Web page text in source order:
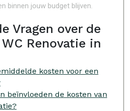
binnen jouw budget blijven.
Vragen over de
Renovatie in
kosten voor een
beïnvloeden de kosten van